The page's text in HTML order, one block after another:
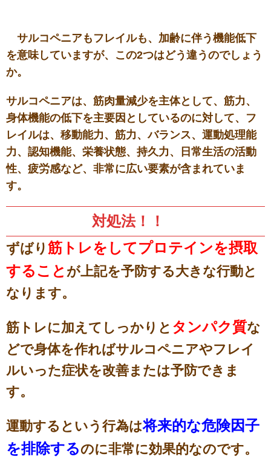
サルコペニアもフレイルも、加齢に伴う機能低下
を意味していますが、この2つはどう違うのでしょう
か。
サルコペニアは、筋肉量減少を主体として、筋力、
身体機能の低下を主要因としているのに対して、フ
レイルは、移動能力、筋力、バランス、運動処理能
力、認知機能、栄養状態、持久力、日常生活の活動
性、疲労感など、非常に広い要素が含まれていま
す。
対処法！！
ずばり 筋トレをしてプロテインを摂取
すること が上記を予防する大きな行動と
なります。
筋トレに加えてしっかりと タンパク質な
どで身体を作ればサルコペニアやフレイ
ルいった症状を改善または予防できま
す。
運動するという行為は将来的な危険因子
を排除するのに非常に効果的なのです。